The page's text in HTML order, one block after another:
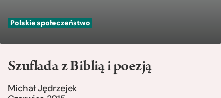
Polskie społeczeństwo
Szuflada z Biblią i poezją
Michał Jędrzejek